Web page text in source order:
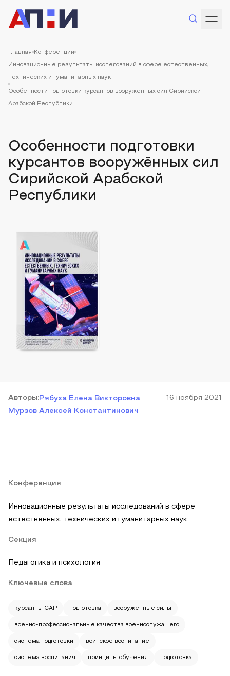
Главная Конференции
Инновационные результаты исследований в сфере естественных,
технических и гуманитарных наук
Особенности подготовки курсантов вооружённых сил Сирийской
Арабской Республики
Особенности подготовки
курсантов вооружённых сил
Сирийской Арабской
Республики
Авторы:Рябуха Елена Викторовна
Мурзов Алексей Константинович
16 ноября 2021
Конференция
Инновационные результаты исследований в сфере
естественных, технических и гуманитарных наук
Секция
Педагогика и психология
Ключевые слова
курсанты САР подготовка вооруженные силы
военно-профессиональные качества военнослужащего
система подготовки воинское воспитание
система воспитания принципы обучения подготовка